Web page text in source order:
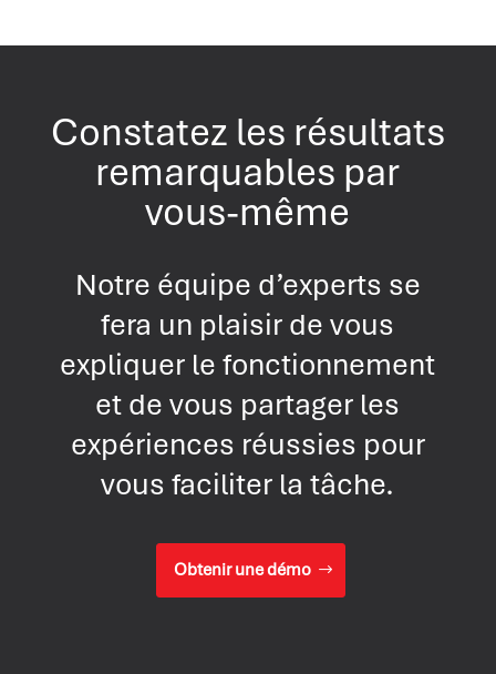
Constatez les résultats
remarquables par
vous-même
Notre équipe d’experts se
fera un plaisir de vous
expliquer le fonctionnement
et de vous partager les
expériences réussies pour
vous faciliter la tâche.
Obtenir une démo